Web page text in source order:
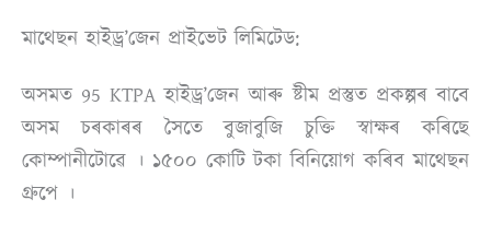
মাথেছন হাইড্ৰ’জেন প্ৰাইভেট লিমিটেড:
অসমত 95 KTPA হাইড্ৰ’জেন আৰু ষ্টীম প্ৰস্তুত প্ৰকল্পৰ বাবে
অসম চৰকাৰৰ সৈতে বুজাবুজি চুক্তি স্বাক্ষৰ কৰিছে
কোম্পানীটোৱে । ১৫০০ কোটি টকা বিনিয়োগ কৰিব মাথেছন
গ্ৰুপে ।